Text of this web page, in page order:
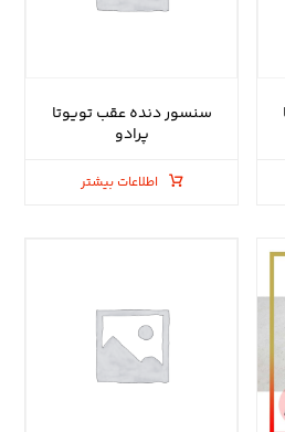
سنسور دنده عقب تویوتا
پرادو
اطلاعات بیشتر